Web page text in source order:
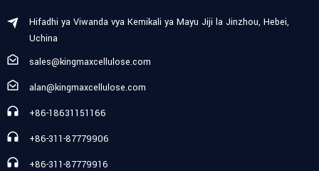
Hifadhi ya Viwanda vya Kemikali ya Mayu Jiji la Jinzhou, Hebei,
Uchina
sales@kingmaxcellulose.com
alan@kingmaxcellulose.com
+86-18631151166
+86-311-87779906
+86-311-87779916